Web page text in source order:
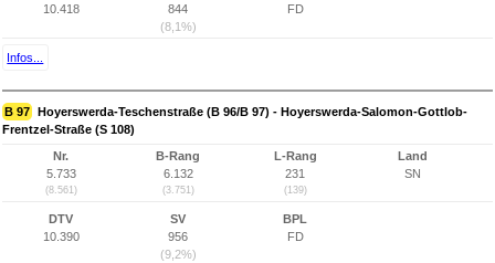
10.418
844
(8,1%)
FD
Infos...
B 97 Hoyerswerda-Teschenstraße (B 96/B 97) - Hoyerswerda-Salomon-Gottlob-
Frentzel-Straße (S 108)
Nr.
5.733
(8.561)
B-Rang
6.132
(3.751)
L-Rang
231
(139)
Land
SN
DTV
10.390
SV
956
(9,2%)
BPL
FD